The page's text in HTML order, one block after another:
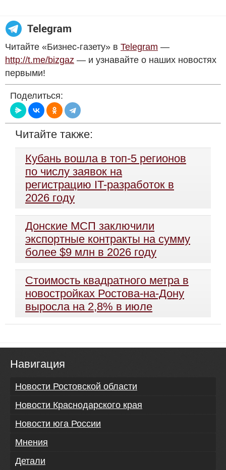
Читайте «Бизнес-газету» в Telegram —
http://t.me/bizgaz — и узнавайте о наших новостях
первыми!
Поделиться:
Читайте также:
Кубань вошла в топ-5 регионов
по числу заявок на
регистрацию IT-разработок в
2026 году
Донские МСП заключили
экспортные контракты на сумму
более $9 млн в 2026 году
Стоимость квадратного метра в
новостройках Ростова-на-Дону
выросла на 2,8% в июле
Навигация
Новости Ростовской области
Новости Краснодарского края
Новости юга России
Мнения
Детали